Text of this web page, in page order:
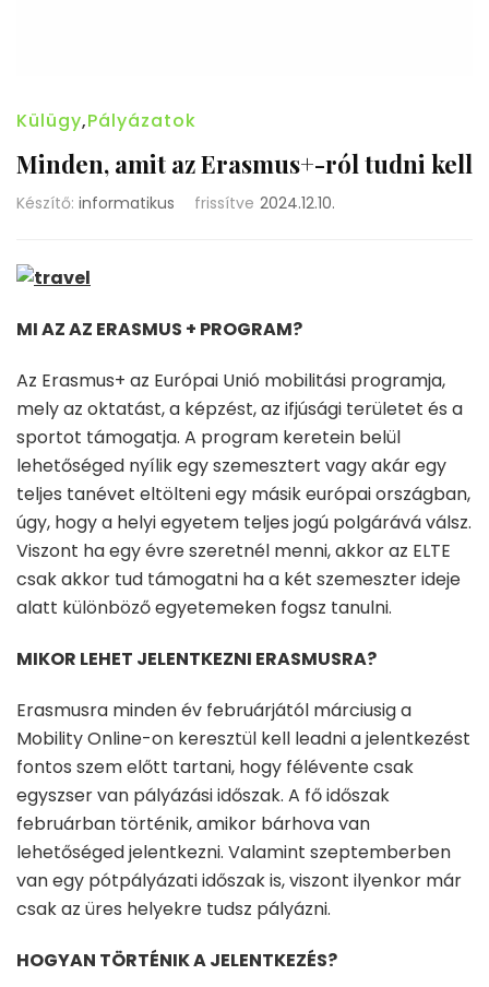
Külügy,Pályázatok
Minden, amit az Erasmus+-ról tudni kell
Készítő: informatikus frissítve 2024.12.10.
MI AZ AZ ERASMUS + PROGRAM?
Az Erasmus+ az Európai Unió mobilitási programja,
mely az oktatást, a képzést, az ifjúsági területet és a
sportot támogatja. A program keretein belül
lehetőséged nyílik egy szemesztert vagy akár egy
teljes tanévet eltölteni egy másik európai országban,
úgy, hogy a helyi egyetem teljes jogú polgárává válsz.
Viszont ha egy évre szeretnél menni, akkor az ELTE
csak akkor tud támogatni ha a két szemeszter ideje
alatt különböző egyetemeken fogsz tanulni.
MIKOR LEHET JELENTKEZNI ERASMUSRA?
Erasmusra minden év februárjától márciusig a
Mobility Online-on keresztül kell leadni a jelentkezést
fontos szem előtt tartani, hogy félévente csak
egyszser van pályázási időszak. A fő időszak
februárban történik, amikor bárhova van
lehetőséged jelentkezni. Valamint szeptemberben
van egy pótpályázati időszak is, viszont ilyenkor már
csak az üres helyekre tudsz pályázni.
HOGYAN TÖRTÉNIK A JELENTKEZÉS?